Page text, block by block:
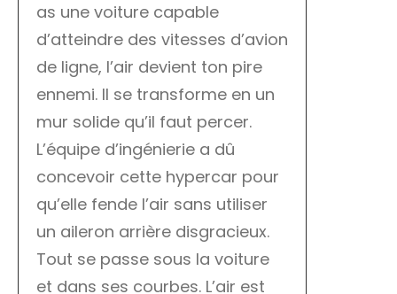
as une voiture capable
d’atteindre des vitesses d’avion
de ligne, l’air devient ton pire
ennemi. Il se transforme en un
mur solide qu’il faut percer.
L’équipe d’ingénierie a dû
concevoir cette hypercar pour
qu’elle fende l’air sans utiliser
un aileron arrière disgracieux.
Tout se passe sous la voiture
et dans ses courbes. L’air est